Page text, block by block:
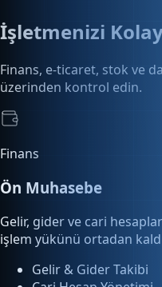
üzerinden kontrol edin.
Finans
Ön Muhasebe
Gelir, gider ve cari
işlem yükünü ortadan
Gelir & Gider Takibi
Cari Hesap Yönetimi